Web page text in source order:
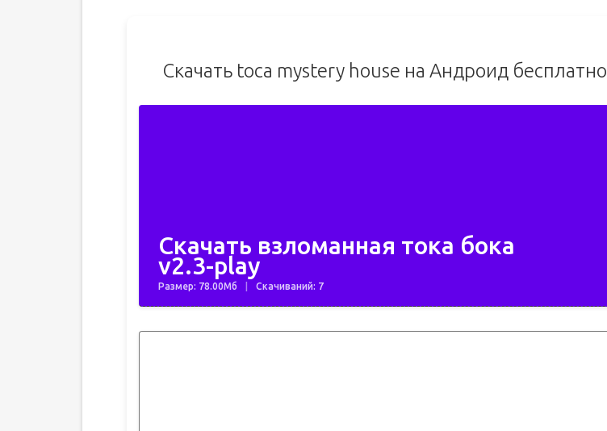
Скачать toca mystery house на Андроид бесплатно
Скачать взломанная тока бока
v2.3-play
Размер: 78.00Мб Скачиваний: 7